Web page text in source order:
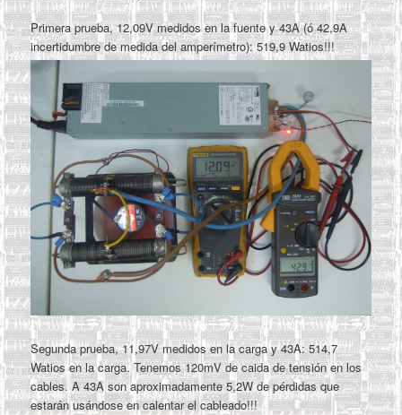
Primera prueba, 12,09V medidos en la fuente y 43A (ó 42,9A
incertidumbre de medida del amperímetro): 519,9 Watios!!!
Segunda prueba, 11,97V medidos en la carga y 43A: 514,7
Watios en la carga. Tenemos 120mV de caida de tensión en los
cables. A 43A son aproximadamente 5,2W de pérdidas que
estarán usándose en calentar el cableado!!!